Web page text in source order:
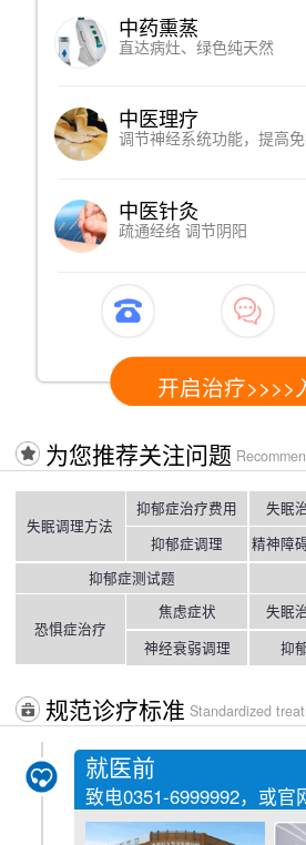
心理测评
判断精神问题严重程度、简
专家诊断
了解过往病史、制定科学
心电图检测
心脏健康情况，以排查躯体
开启治疗>>>>
为您推荐关注问题
失眠调理方法
抑郁症治疗费用
抑郁症调理
失眠
精神障
抑郁症测试题
恐惧症治疗
焦虑症状
神经衰弱调理
失眠
抑
规范诊疗标准 Standardized
就医前
致电0351-6999992，或官